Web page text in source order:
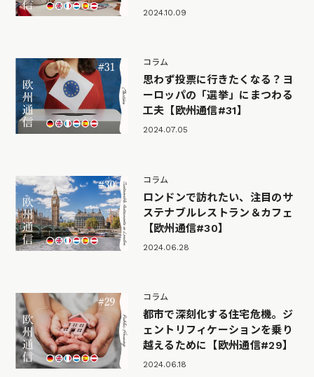
2024.10.09
コラム
思わず投票に行きたくなる？ヨ
ーロッパの「選挙」にまつわる
工夫【欧州通信#31】
2024.07.05
コラム
ロンドンで訪れたい、注目のサ
ステナブルレストラン＆カフェ
【欧州通信#30】
2024.06.28
コラム
都市で深刻化する住宅危機。ジ
ェントリフィケーションを乗り
越えるために【欧州通信#29】
2024.06.18